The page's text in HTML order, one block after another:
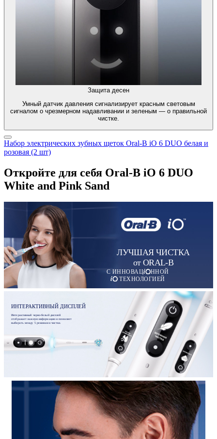
Защита десен
Умный датчик давления сигнализирует красным световым
сигналом о чрезмерном надавливании и зеленым — о правильной
чистке.
Набор электрических зубных щеток Oral-B iO 6 DUO белая и
розовая (2 шт)
Откройте для себя Oral-B iO 6 DUO
White and Pink Sand
ЛУЧШАЯ ЧИСТКА
от ORAL-B
С ИННОВАЦ
ННОЙ
ТЕХНОЛОГИЕЙ
ИНТЕРАКТИВНЫЙ ДИСПЛЕЙ
Интерактивный черно-белый дисплей
отображает важную информацию и позволяет
выбирать между 5 режимами чистки.